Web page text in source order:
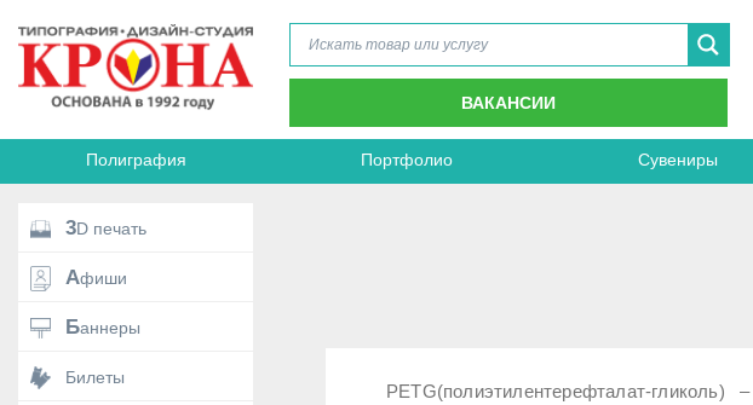
ВАКАНСИИ
Полиграфия Портфолио Сувениры
3D печать
Афиши
Баннеры
Билеты
PETG(полиэтилентерефталат-